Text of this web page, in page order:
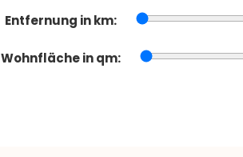
Entfernung in km:
Wohnfläche in qm: